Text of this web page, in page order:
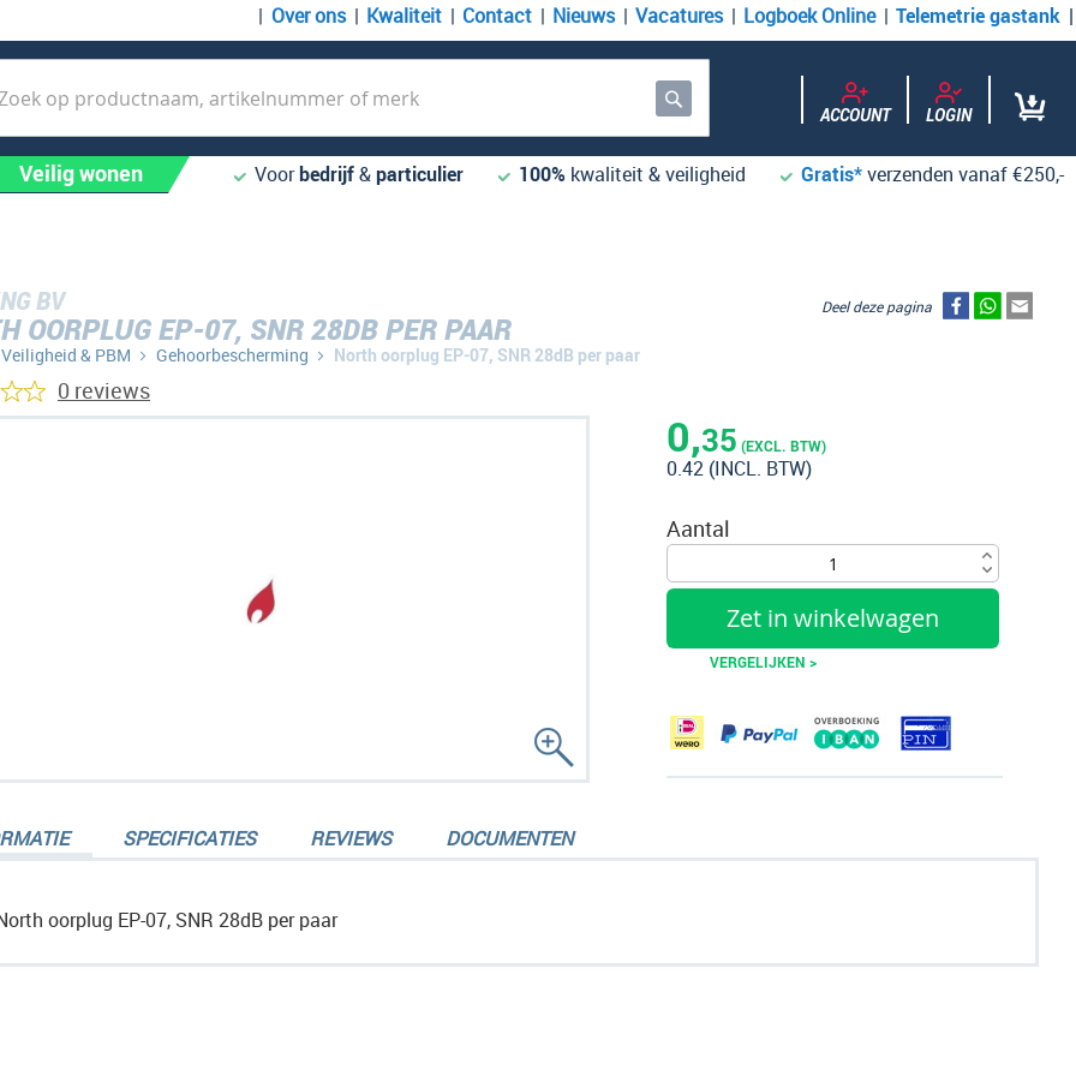
Over ons Kwaliteit Contact Nieuws Vacatures Logboek Online Telemetrie gastank
Zoek ACCOUNT LOGIN
Veilig wonen Voorbedrijf&particulier 100% kwaliteit & veiligheid Gratis*verzenden vanaf €250,-
BV
OORPLUG EP-07, SNR 28DB PER PAAR
Veiligheid & PBM Gehoorbescherming North oorplug EP-07, SNR 28dB per paar
0,35 (EXCL. BTW)
0.42 (INCL. BTW)
Aantal
Zet in winkelwagen
VERGELIJKEN >
Deel deze pagina
0 reviews
oorplug EP-07, SNR 28dB per paar
SPECIFICATIES REVIEWS DOCUMENTEN